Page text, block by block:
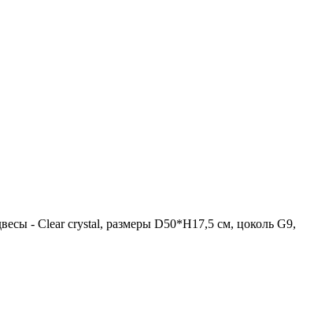
- Clear crystal, размеры D50*H17,5 см, цоколь G9,